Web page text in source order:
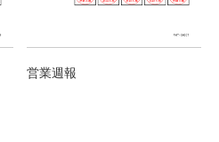
営業週報